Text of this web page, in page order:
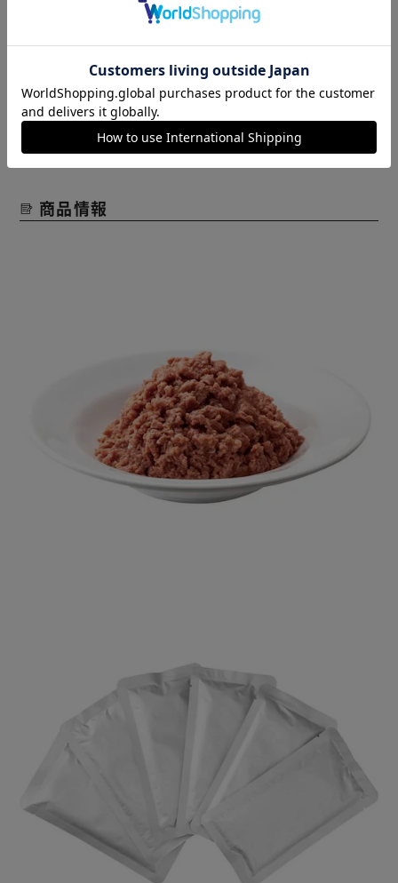
よく食べてくれてるので購入して良かったです！
レビューをもっと見る
商品情報